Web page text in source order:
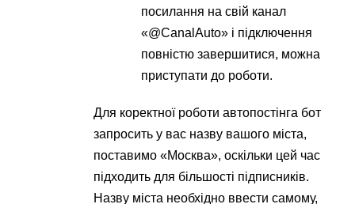
посилання на свій канал
«@CanalAuto» і підключення
повністю завершитися, можна
приступати до роботи.
Для коректної роботи автопостінга бот
запросить у вас назву вашого міста,
поставимо «Москва», оскільки цей час
підходить для більшості підписників.
Назву міста необхідно ввести самому,